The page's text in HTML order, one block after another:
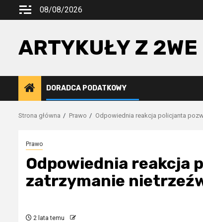
Przejdź
08/08/2026
ARTYKUŁY Z 2WE
DORADCA PODATKOWY
Strona główna Prawo Odpowiednia reakcja policjanta
Prawo
Odpowiednia reakcja
zatrzymanie
2 lata temu